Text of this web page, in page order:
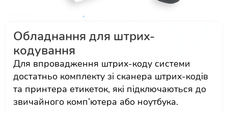
Обладнання для штрих-
кодування
Для впровадження штрих-коду системи
достатньо комплекту зі сканера штрих-кодів
та принтера етикеток, які підключаються до
звичайного комп’ютера або ноутбука.